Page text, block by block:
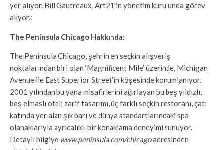
yer alıyor. Bill Gautreaux, Art21’in yönetim kurulunda görev
alıyor.:
The Peninsula Chicago Hakkında:
The Peninsula Chicago, şehrin en seçkin alışveriş
noktalarından biri olan ‘Magnificent Mile’ üzerinde, Michigan
Avenue ile East Superior Street’in köşesinde konumlanıyor.
2001 yılından bu yana misafirlerini ağırlayan bu beş yıldızlı,
beş elmaslı otel; zarif tasarımı, üç farklı seçkin restoranı, çatı
katında yer alan şık barı ve dünya standartlarındaki spa
olanaklarıyla ayrıcalıklı bir konaklama deneyimi sunuyor.
Detaylı bilgiye www.peninsula.com/chicagoadresinden